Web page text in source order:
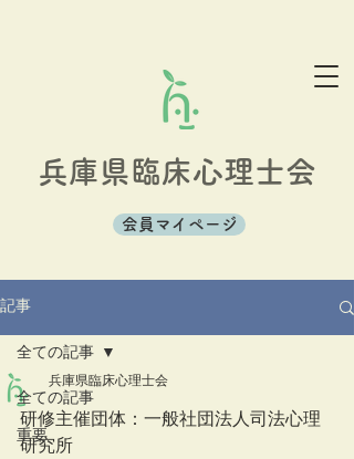
兵庫県臨床心理士会
会員マイページ
記事
全ての記事
重要
全ての記事
兵庫県臨床心理士会
研修主催団体：一般社団法人司法心理
研究所